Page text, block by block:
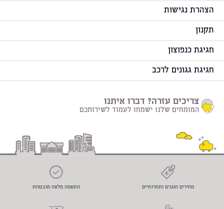
הצהרת נגישות
תקנון
חגיגת כנפוצון
חגיגת גגונים לרכב
צריכים עזרה? דברו איתנו
המומחים שלנו ישמחו לעמוד לשירותכם
מחירים הוגנים ותחרותיים התאמה מלאה מובטחת